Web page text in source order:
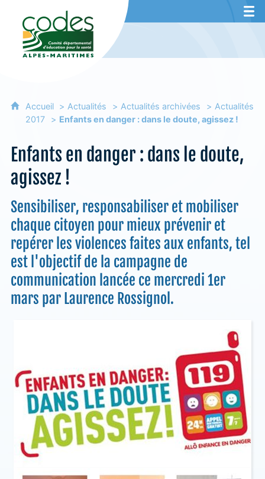
CoDES 06 - Comité départemental
Accueil Actualités Actualités archivées
Actualités
2017
Enfants en danger : dans le doute, agissez !
Enfants en danger : dans le doute,
agissez !
Sensibiliser, responsabiliser et mobiliser
chaque citoyen pour mieux prévenir et
repérer les violences faites aux enfants, tel
est l'objectif de la campagne de
communication lancée ce mercredi 1er
mars par Laurence Rossignol.